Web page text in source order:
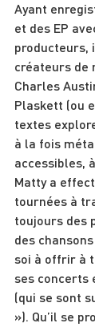
Ayant
et des EP
producteurs,
créateurs de
Charles
Plaskett (ou
textes
à la fois
accessibles,
Matty a
tournées à
toujours des
des
soi à offrir à
ses concerts
(qui se sont
»). Qu’il se